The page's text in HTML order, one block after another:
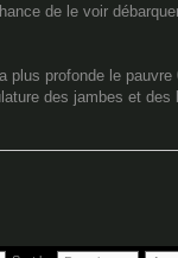
de le voir
profonde le
des jambes et